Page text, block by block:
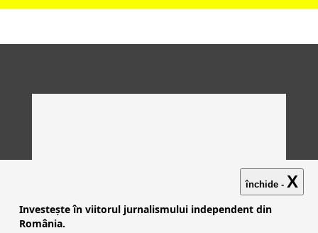
închide - X
Investește în viitorul jurnalismului independent din
România.